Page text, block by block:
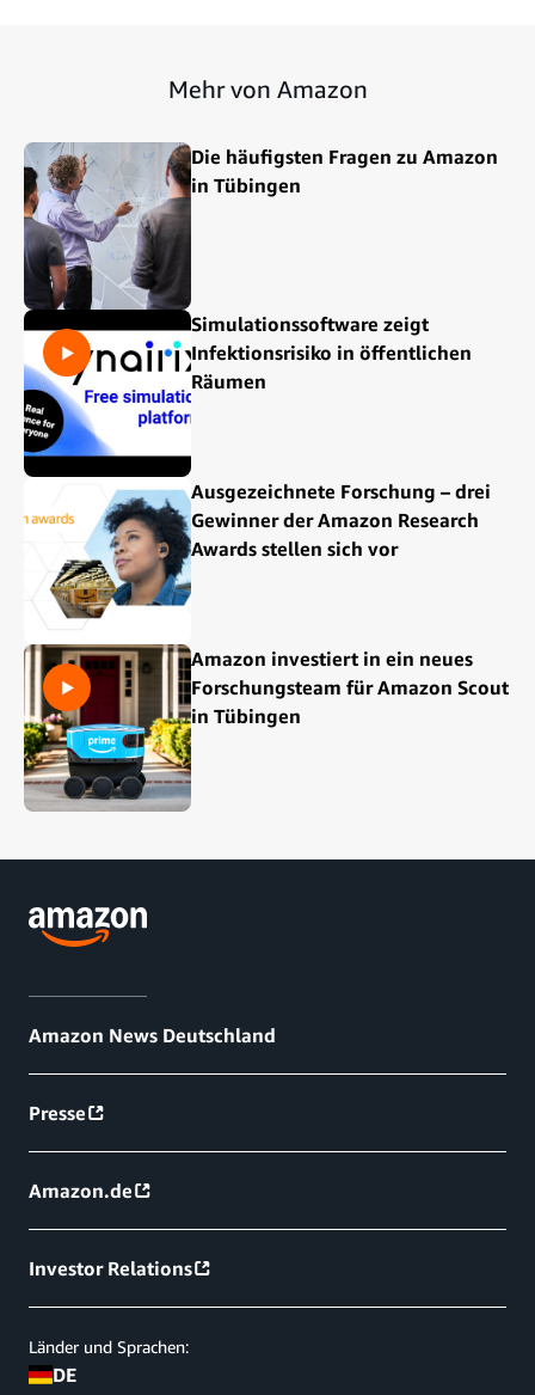
Mehr von Amazon
Die häufigsten Fragen zu Amazon
in Tübingen
Simulationssoftware zeigt
Infektionsrisiko in öffentlichen
Räumen
Ausgezeichnete Forschung – drei
Gewinner der Amazon Research
Awards stellen sich vor
Amazon investiert in ein neues
Forschungsteam für Amazon Scout
in Tübingen
Amazon News Deutschland
Presse
Amazon.de
Investor Relations
Länder und Sprachen:
DE